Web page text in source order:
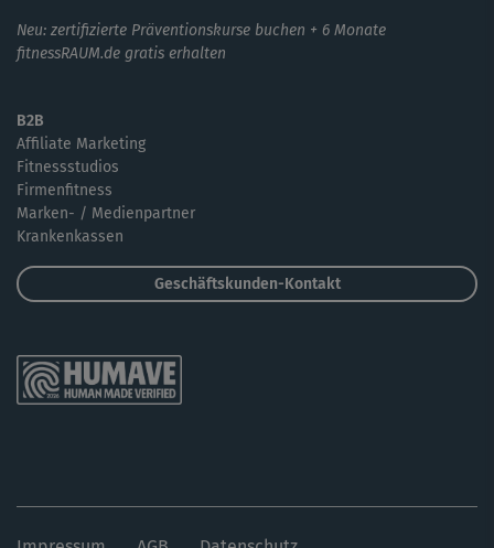
Neu: zertifizierte Präventionskurse buchen + 6 Monate
fitnessRAUM.de gratis erhalten
B2B
Affiliate Marketing
Fitnessstudios
Firmenfitness
Marken- / Medienpartner
Krankenkassen
Geschäftskunden-Kontakt